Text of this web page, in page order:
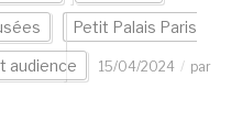
Petit Palais Paris
audience 15/04/2024
par